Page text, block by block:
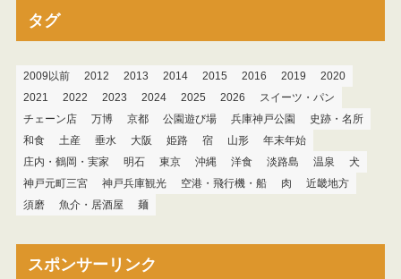
タグ
2009以前 2012 2013 2014 2015 2016 2019
2020
2021
2022 2023 2024 2025 2026
スイーツ・パン
チェーン店
万博 京都 公園遊び場 兵庫神戸公園
史跡・名所
和食
土産 垂水 大阪 姫路 宿 山形
年末年始
庄内・鶴岡・実家
明石 東京 沖縄 洋食 淡路島 温泉
犬
神戸元町三宮
神戸兵庫観光 空港・飛行機・船 肉
近畿地方
須磨
魚介・居酒屋 麺
スポンサーリンク